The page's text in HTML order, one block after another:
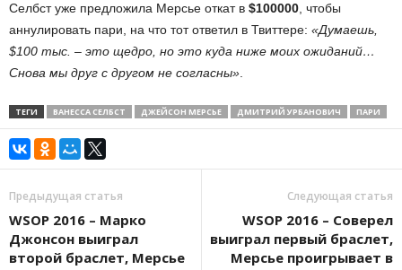
Селбст уже предложила Мерсье откат в $100000 , чтобы
аннулировать пари, на что тот ответил в Твиттере: «Думаешь,
$100 тыс. – это щедро, но это куда ниже моих ожиданий…
Снова мы друг с другом не согласны»
ТЕГИ ВАНЕССА СЕЛБСТ ДЖЕЙСОН МЕРСЬЕ ДМИТРИЙ УРБАНОВИЧ ПАРИ
Предыдущая статья
WSOP 2016 – Марко
Джонсон выиграл
второй браслет, Мерсье
Следующая статья
WSOP 2016 – Соверел
выиграл первый браслет,
Мерсье проигрывает в